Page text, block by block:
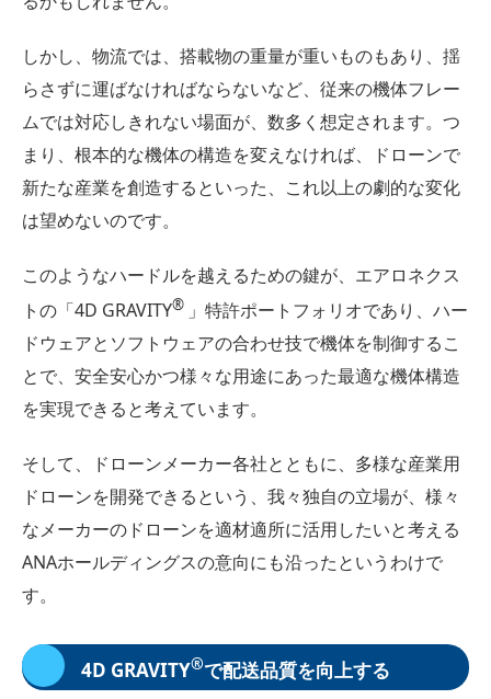
しかし、物流では、搭載物の重量が重いものもあり、揺
らさずに運ばなければならないなど、従来の機体フレー
ムでは対応しきれない場面が、数多く想定されます。つ
まり、根本的な機体の構造を変えなければ、ドローンで
新たな産業を創造するといった、これ以上の劇的な変化
は望めないのです。
このようなハードルを越えるための鍵が、エアロネクス
トの「4D GRAVITY® 」特許ポートフォリオであり、ハー
ドウェアとソフトウェアの合わせ技で機体を制御するこ
とで、安全安心かつ様々な用途にあった最適な機体構造
を実現できると考えています。
そして、ドローンメーカー各社とともに、多様な産業用
ドローンを開発できるという、我々独自の立場が、様々
なメーカーのドローンを適材適所に活用したいと考える
ANAホールディングスの意向にも沿ったというわけで
す。
4D GRAVITY®で配送品質を向上する